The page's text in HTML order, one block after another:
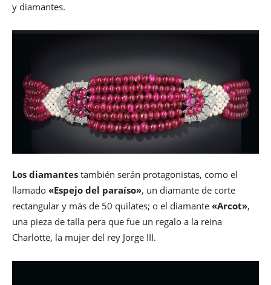
y diamantes.
Los diamantes también serán protagonistas, como el
llamado «Espejo del paraíso», un diamante de corte
rectangular y más de 50 quilates; o el diamante «Arcot»,
una pieza de talla pera que fue un regalo a la reina
Charlotte, la mujer del rey Jorge III.